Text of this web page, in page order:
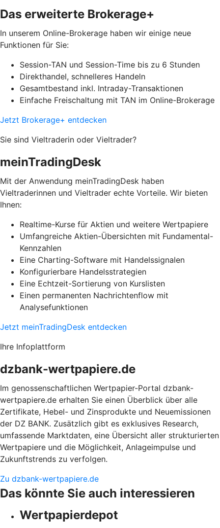
Das erweiterte Brokerage+
In unserem Online-Brokerage haben wir einige neue
Funktionen für Sie:
Session-TAN und Session-Time bis zu 6 Stunden
Direkthandel, schnelleres Handeln
Gesamtbestand inkl. Intraday-Transaktionen
Einfache Freischaltung mit TAN im Online-Brokerage
Jetzt Brokerage+ entdecken
Sie sind Vieltraderin oder Vieltrader?
meinTradingDesk
Mit der Anwendung meinTradingDesk haben
Vieltraderinnen und Vieltrader echte Vorteile. Wir bieten
Ihnen:
Realtime-Kurse für Aktien und weitere Wertpapiere
Umfangreiche Aktien-Übersichten mit Fundamental-
Kennzahlen
Eine Charting-Software mit Handelssignalen
Konfigurierbare Handelsstrategien
Eine Echtzeit-Sortierung von Kurslisten
Einen permanenten Nachrichtenflow mit
Analysefunktionen
Jetzt meinTradingDesk entdecken
Ihre Infoplattform
dzbank-wertpapiere.de
Im genossenschaftlichen Wertpapier-Portal dzbank-
wertpapiere.de erhalten Sie einen Überblick über alle
Zertifikate, Hebel- und Zinsprodukte und Neuemissionen
der DZ BANK. Zusätzlich gibt es exklusives Research,
umfassende Marktdaten, eine Übersicht aller strukturierten
Wertpapiere und die Möglichkeit, Anlageimpulse und
Zukunftstrends zu verfolgen.
Zu dzbank-wertpapiere.de
Das könnte Sie auch interessieren
Wertpapierdepot